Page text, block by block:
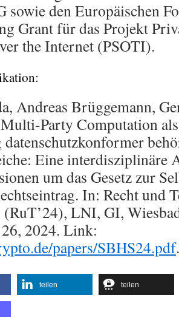
sowie den Europäischen
Grant für das Projekt
the Internet (PSOTI).
Andreas Brüggemann,
Party Computation
datenschutzkonformer
Eine interdisziplinäre
um das Gesetz zur
In: Recht und
LNI, GI,
2024. Link:
papers/SBHS24.pdf.
teilen teilen